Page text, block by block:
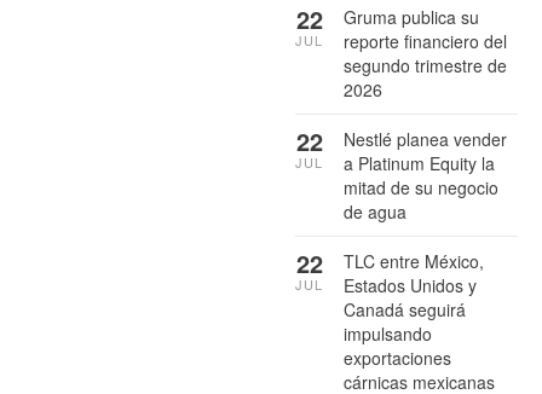
Gruma publica su
reporte financiero del
segundo trimestre de
2026
22
JUL
Nestlé planea vender
a Platinum Equity la
mitad de su negocio
de agua
22
JUL
TLC entre México,
Estados Unidos y
Canadá seguirá
impulsando
exportaciones
cárnicas mexicanas
22
JUL